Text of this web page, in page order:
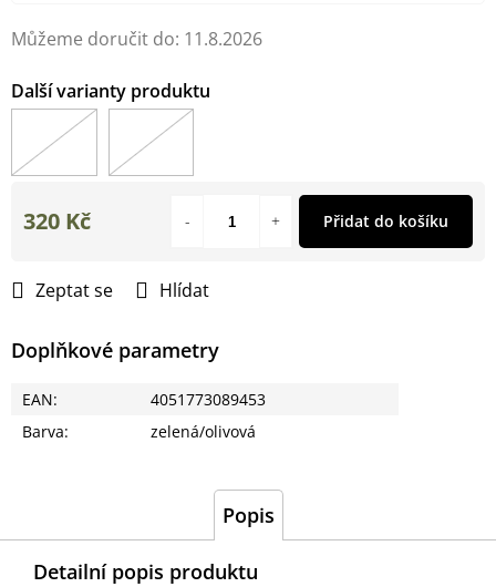
Můžeme doručit do: 11.8.2026
Zeptat se Hlídat
Doplňkové parametry
EAN:
4051773089453
Barva: zelená/olivová
320 Kč Přidat do košíku
Popis
Detailní popis produktu